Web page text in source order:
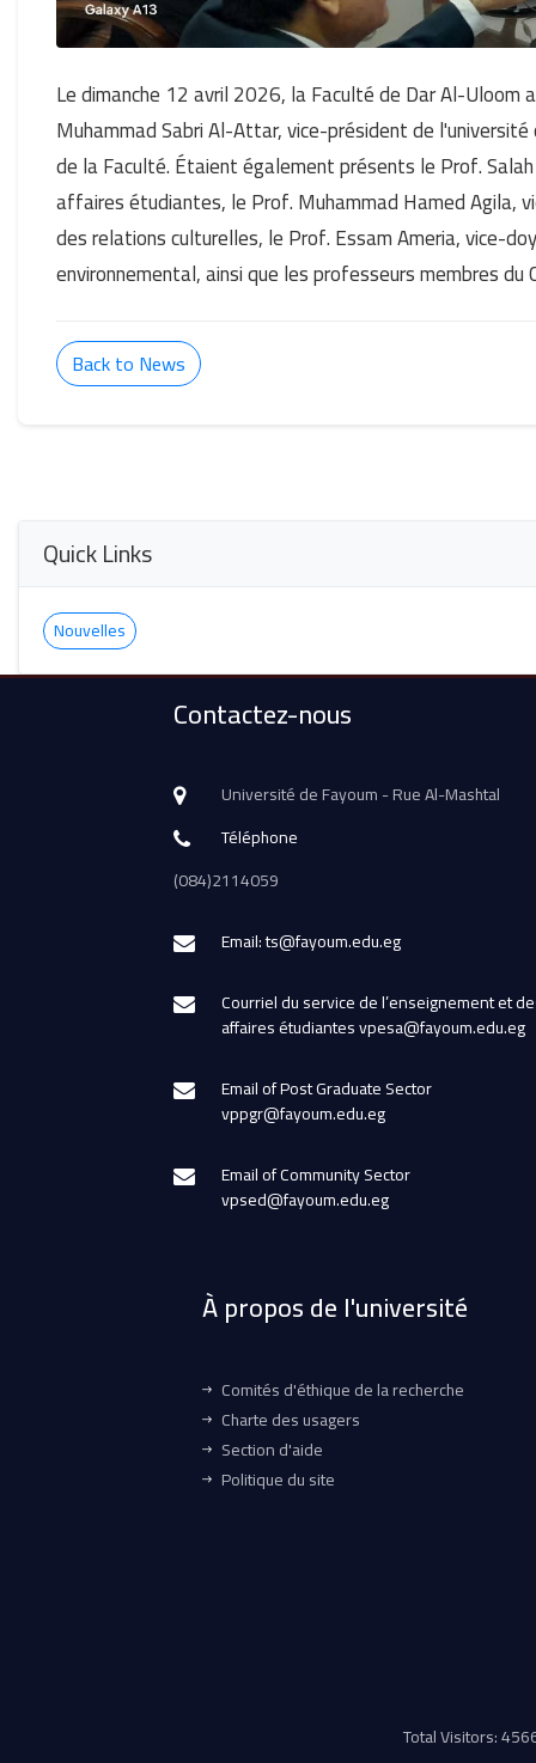
Le dimanche 12 avril 2026, la Faculté de Dar Al-
Muhammad Sabri Al-Attar, vice-président de
de la Faculté. Étaient également présents le Prof.
affaires étudiantes, le Prof. Muhammad Hamed Agila,
des relations culturelles, le Prof. Essam Ameria, vice-
environnemental, ainsi que les professeurs membres du
Back to News
Quick Links
Nouvelles
Contactez-nous
Université de Fayoum - Rue Al-Mashtal
Téléphone
(084)2114059
Email: ts@fayoum.edu.eg
Courriel du service de l’enseignement et
affaires étudiantes vpesa@fayoum.edu.eg
Email of Post Graduate Sector
vppgr@fayoum.edu.eg
Email of Community Sector
vpsed@fayoum.edu.eg
À propos de l'université
Comités d'éthique de la recherche
Charte des usagers
Section d'aide
Politique du site
Total Visitors: